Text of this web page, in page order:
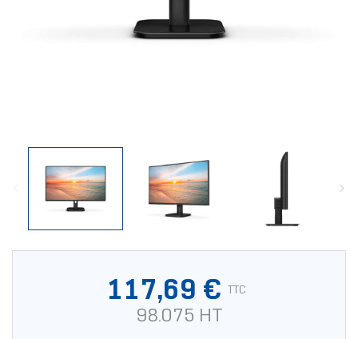
117,69 € TTC
98.075 HT